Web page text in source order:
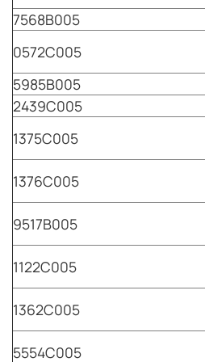
7568B005
0572C005
5985B005
2439C005
1375C005
1376C005
9517B005
1122C005
1362C005
5554C005